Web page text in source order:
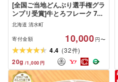
[全国ご当地どんぶり選手権グラ
ンプリ受賞]牛とろフレーク 7人
前 140g 牛トロフレーク
北海道 清水町
寄付金額 10,000 円〜
4.4 (32件)
20g /1,000 円